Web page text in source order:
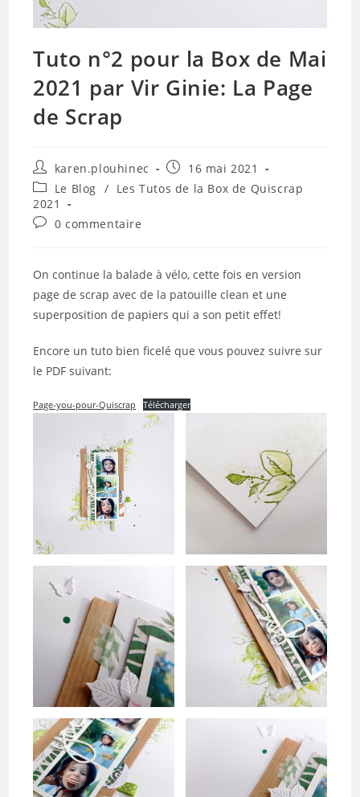
Tuto n°2 pour la Box de Mai
2021 par Vir Ginie: La Page
de Scrap
Auteur/autrice
de
la
publication :
karen.plouhinec
Publication
publiée :
16 mai 2021
Post
category:
Le Blog / Les Tutos de la Box de Quiscrap
2021
Commentaires
publication :
0 commentaire
On continue la balade à vélo, cette fois en version
page de scrap avec de la patouille clean et une
superposition de papiers qui a son petit effet!
Encore un tuto bien ficelé que vous pouvez suivre sur
le PDF suivant:
Page-you-pour-Quiscrap Télécharger